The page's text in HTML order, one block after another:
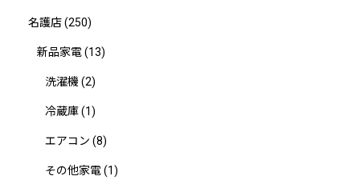
名護店(250)
新品家電(13)
洗濯機 (2)
冷蔵庫(1)
エアコン (8)
その他家電(1)